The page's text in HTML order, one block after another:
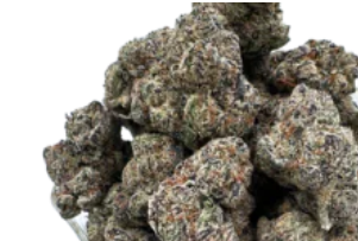
Varianten
auf.
Die
Optionen
können
auf
der
Produktseite
gewählt